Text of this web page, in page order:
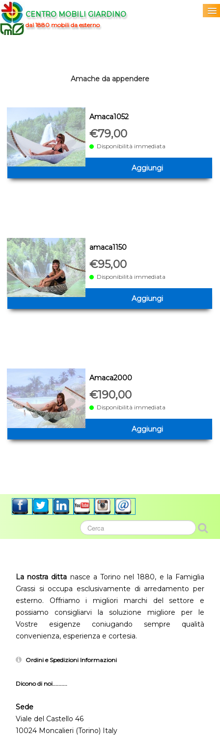
CENTRO MOBILI GIARDINO
dal 1880 mobili da esterno
Prodotti▼
Info ▼
0
Amache da appendere
Amaca1052
€79,00
Disponibilità immediata
Aggiungi
amaca1150
€95,00
Disponibilità immediata
Aggiungi
Amaca2000
€190,00
Disponibilità immediata
Aggiungi
La nostra ditta nasce a Torino nel 1880, e la Famiglia
Grassi si occupa esclusivamente di arredamento per
esterno. Offriamo i migliori marchi del settore e
possiamo consigliarvi la soluzione migliore per le
Vostre esigenze coniugando sempre qualità
convenienza, esperienza e cortesia.
Ordini e Spedizioni Informazioni
Dicono di noi..........
Sede
Viale del Castello 46
10024 Moncalieri (Torino) Italy